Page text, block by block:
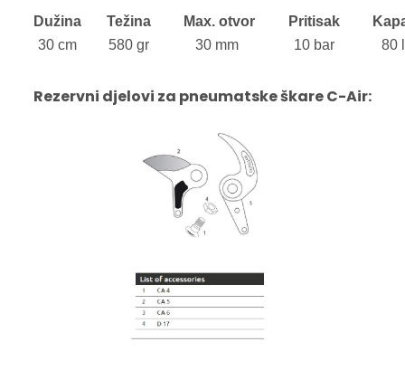
Dužina Težina Max. otvor Pritisak
30 cm
580 gr 30 mm 10 bar 80
Rezervni djelovi za pneumatske škare C-Air: